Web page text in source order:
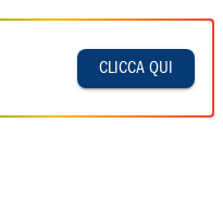
CLICCA QUI